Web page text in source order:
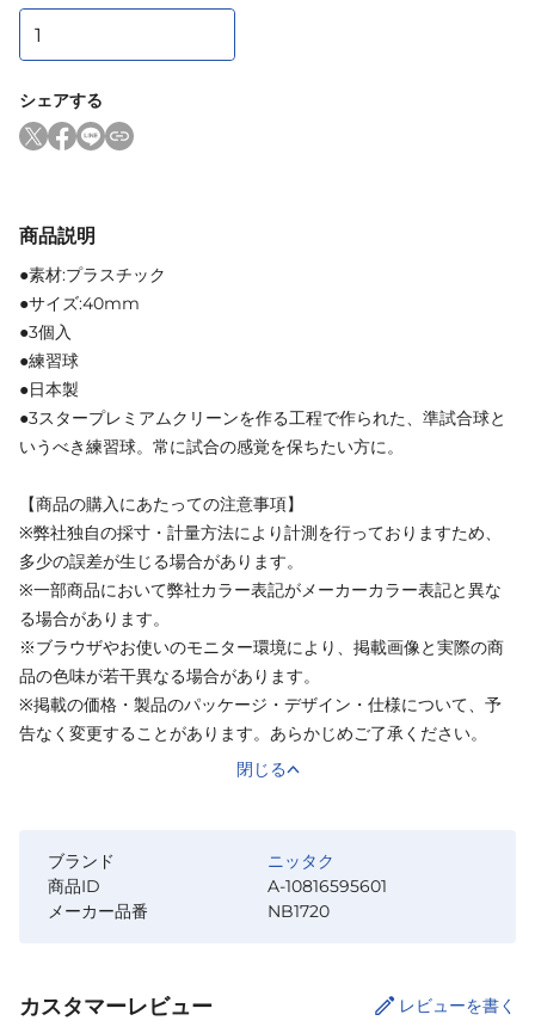
シェアする
商品説明
●素材:プラスチック
●サイズ:40mm
●3個入
●練習球
●日本製
●3スタープレミアムクリーンを作る工程で作られた、準試合球と
いうべき練習球。常に試合の感覚を保ちたい方に。
【商品の購入にあたっての注意事項】
※弊社独自の採寸・計量方法により計測を行っておりますため、
多少の誤差が生じる場合があります。
※一部商品において弊社カラー表記がメーカーカラー表記と異な
る場合があります。
※ブラウザやお使いのモニター環境により、掲載画像と実際の商
品の色味が若干異なる場合があります。
※掲載の価格・製品のパッケージ・デザイン・仕様について、予
告なく変更することがあります。あらかじめご了承ください。
閉じる
ブランド
ニッタク
商品ID
A-10816595601
メーカー品番
NB1720
カスタマーレビュー レビューを書く